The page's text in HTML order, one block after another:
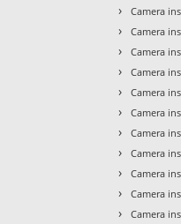
› Camera
› Camera
› Camera
› Camera
› Camera
› Camera
› Camera
› Camera
› Camera
› Camera
› Camera